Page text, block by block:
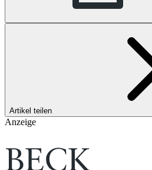
Artikel teilen
Anzeige